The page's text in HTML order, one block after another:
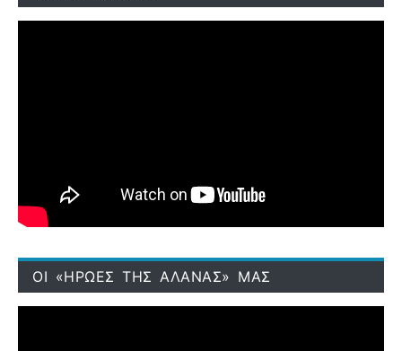
ΟΙ «ΗΡΩΕΣ ΤΗΣ ΑΛΑΝΑΣ» ΜΑΣ